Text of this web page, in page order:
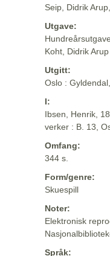
Seip, Didrik
Utgave:
Koht, Didrik
Utgitt:
Oslo :
I:
Ibsen, Henrik,
verker : B. 13,
Omfang:
344 s.
Form/genre:
Skuespill
Noter:
Elektronisk
Språk: